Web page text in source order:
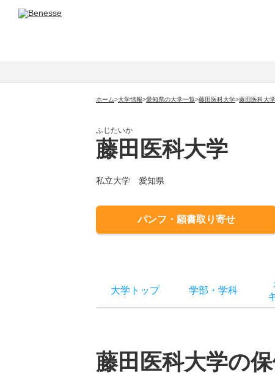
ホーム>大学情報>愛知県の大学一覧>藤田医科大学>藤田医科大学
ふじたいか
藤田医科大学
私立大学 愛知県
パンフ・願書取り寄せ
大学トップ 学部 ・ 学科
藤田医科大学の